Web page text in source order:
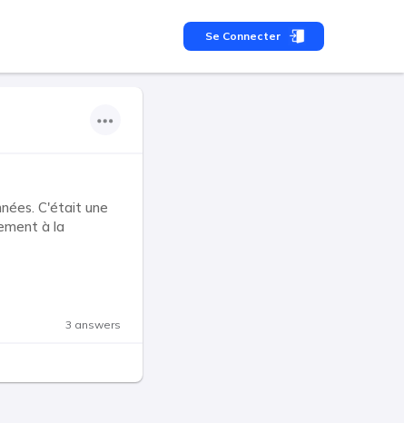
Se Connecter
C'était une
à la
3 answers